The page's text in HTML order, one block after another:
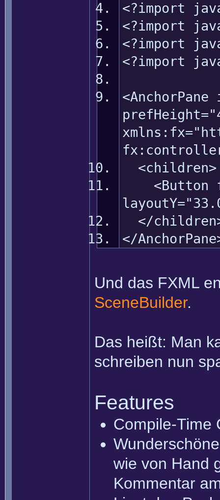
<?import
<?import
<?import
<?import
<AnchorPane
<children>
<Button
</
</
Und das FXML
SceneBuilder.
Das heißt: Man
schreiben nun
Features
Compile-Time
wie von Hand
Kommentar